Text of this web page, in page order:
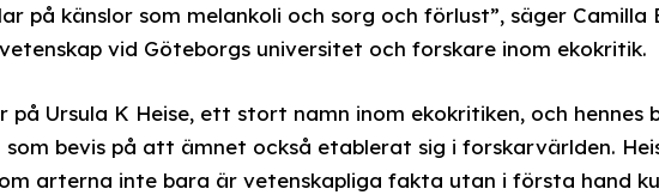
på känslor som melankoli och sorg och förlust”, säger
vid Göteborgs universitet och forskare inom ekokritik.
på Ursula K Heise, ett stort namn inom ekokritiken, och hennes
som bevis på att ämnet också etablerat sig i forskarvärlden.
arterna inte bara är vetenskapliga fakta utan i första hand